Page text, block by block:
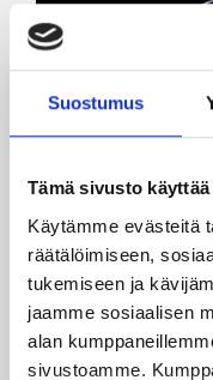
Suostumus
Tämä sivusto
Käytämme evästeitä
räätälöimiseen,
tukemiseen ja
jaamme sosiaalisen
alan
sivustoamme.